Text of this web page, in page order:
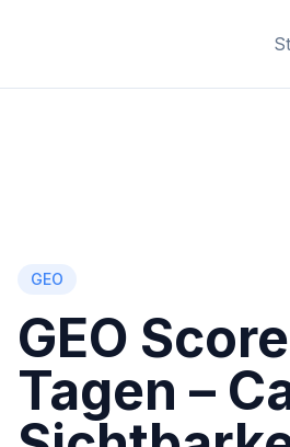
GEO
GEO
Tagen –